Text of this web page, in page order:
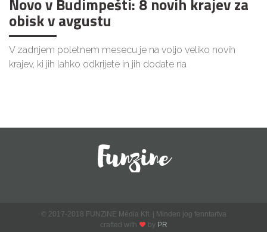
Novo v Budimpešti: 8 novih krajev za
obisk v avgustu
V zadnjem poletnem mesecu je na voljo veliko novih
krajev, ki jih lahko odkrijete in jih dodate na
© 2017-2018 FUNZINE Média Kft. | Minden jog fenntartva
crafted with
by PR